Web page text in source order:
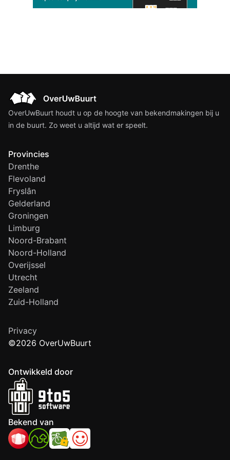
OverUwBuurt houdt u op de hoogte van bekendmakingen bij u
in de buurt. Zo weet u altijd wat er speelt.
Provincies
Drenthe
Flevoland
Fryslân
Gelderland
Groningen
Limburg
Noord-Brabant
Noord-Holland
Overijssel
Utrecht
Zeeland
Zuid-Holland
Privacy
©2026 OverUwBuurt
Ontwikkeld door
Bekend van